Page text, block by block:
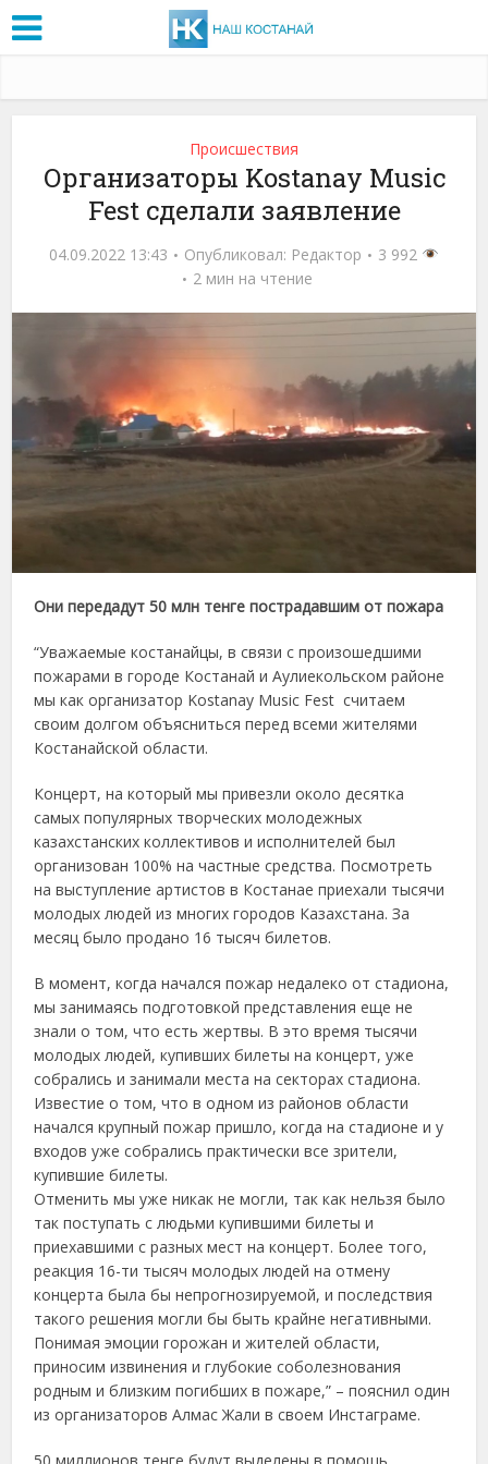
Проиcшествия
Организаторы Kostanay Music
Fest сделали заявление
04.09.2022 13:43 Опубликовал: Редактор
3 992
2 мин на чтение
Они передадут 50 млн тенге пострадавшим от пожара
“Уважаемые костанайцы, в связи с произошедшими
пожарами в городе Костанай и Аулиекольском районе
мы как организатор Kostanay Music Fest считаем
своим долгом объясниться перед всеми жителями
Костанайской области.
Концерт, на который мы привезли около десятка
самых популярных творческих молодежных
казахстанских коллективов и исполнителей был
организован 100% на частные средства. Посмотреть
на выступление артистов в Костанае приехали тысячи
молодых людей из многих городов Казахстана. За
месяц было продано 16 тысяч билетов.
В момент, когда начался пожар недалеко от стадиона,
мы занимаясь подготовкой представления еще не
знали о том, что есть жертвы. В это время тысячи
молодых людей, купивших билеты на концерт, уже
собрались и занимали места на секторах стадиона.
Известие о том, что в одном из районов области
начался крупный пожар пришло, когда на стадионе и у
входов уже собрались практически все зрители,
купившие билеты.
Отменить мы уже никак не могли, так как нельзя было
так поступать с людьми купившими билеты и
приехавшими с разных мест на концерт. Более того,
реакция 16-ти тысяч молодых людей на отмену
концерта была бы непрогнозируемой, и последствия
такого решения могли бы быть крайне негативными.
Понимая эмоции горожан и жителей области,
приносим извинения и глубокие соболезнования
родным и близким погибших в пожаре,” – пояснил один
из организаторов Алмас Жали в своем Инстаграме.